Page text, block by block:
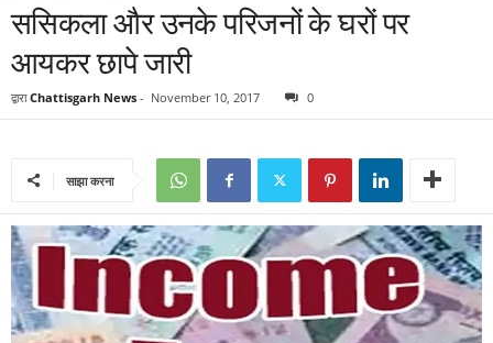
ससिकला और उनके परिजनों के घरों पर
आयकर छापे जारी
द्वारा Chattisgarh News - November 10, 2017 0
साझा करना